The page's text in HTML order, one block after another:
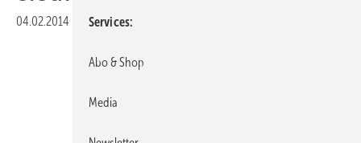
04.02.2014 Druckvorschau
Services
Abo & Shop
Media